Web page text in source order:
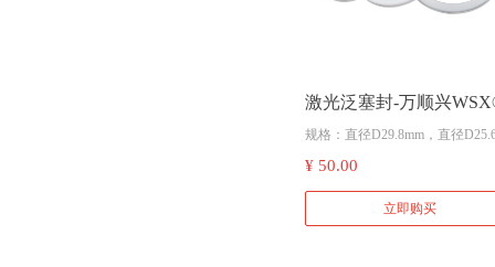
激光泛塞封-万顺兴
规格：直径D29.8mm，直径
m、直径D37.5mm等
¥ 50.00
立即购买